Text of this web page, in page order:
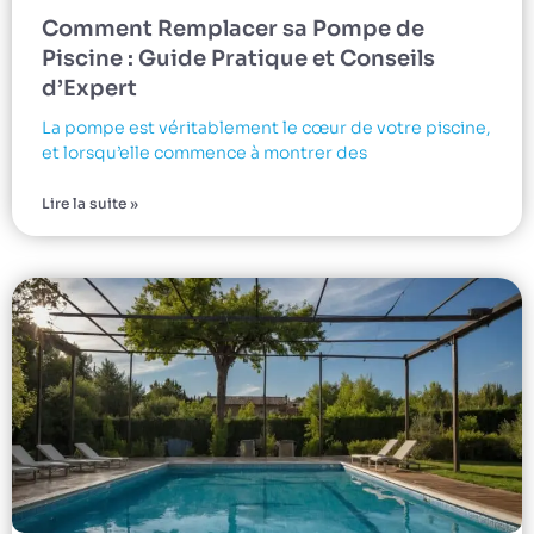
Comment Remplacer sa Pompe de
Piscine : Guide Pratique et Conseils
d’Expert
La pompe est véritablement le cœur de votre piscine,
et lorsqu’elle commence à montrer des
Lire la suite »